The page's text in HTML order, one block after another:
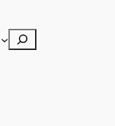
Rechercher